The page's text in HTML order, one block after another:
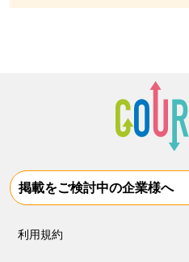
掲載をご検討中の企業様へ
利用規約